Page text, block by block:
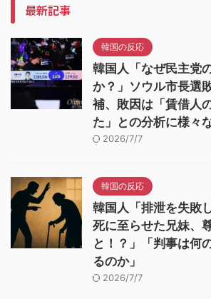
最新記事
韓国の反応
韓国人「なぜ民主党
か？」ソウル市長選
補、敗因は「賃借人
た」との分析に様々
2026/7/7
韓国の反応
韓国人「排泄を失敗
死に至らせた兄妹、
と！？」「判事は何
るのか」
2026/7/7